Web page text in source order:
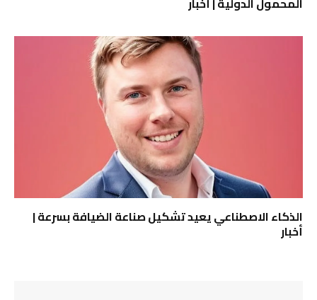
الذكاء الاصطناعي يعيد تشكيل صناعة الضيافة بسرعة |
أخبار